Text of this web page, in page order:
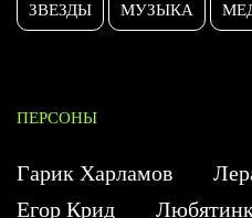
ЗВЕЗДЫ МУЗЫКА
ПЕРСОНЫ
Гарик Харламов
Егор Крид